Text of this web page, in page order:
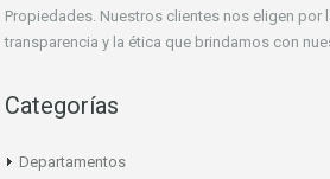
Propiedades. Nuestros clientes nos eligen por
transparencia y la ética que brindamos con
Categorías
Departamentos